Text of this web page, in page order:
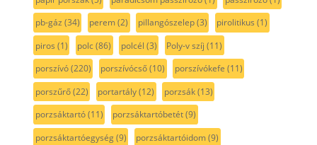
pb-gáz (34) perem(2) pillangószelep(3) pirolitikus (1)
piros (1) polc(86) polcél (3) Poly-v szíj (11)
porszívó(220) porszívócső(10) porszívókefe (11)
porszűrő(22) portartály(12) porzsák(13)
porzsáktartó(11) porzsáktartóbetét(9)
porzsáktartóegység(9) porzsáktartóidom(9)